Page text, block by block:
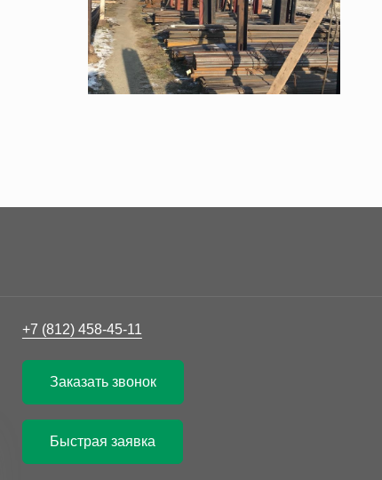
+7 (812) 458-45-11
Заказать звонок
Быстрая заявка